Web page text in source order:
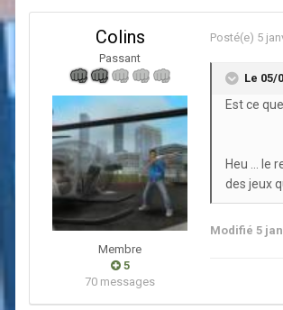
Colins
Passant
Membre
5
70 messages
Posté(e) 5
Le 05/
Est ce
Heu ... le
des jeux
Modifié 5